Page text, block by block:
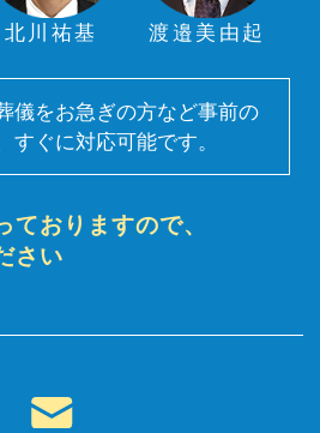
北川祐基 渡邉美由起
儀をお急ぎの方など事前の
すぐに対応可能です。
ておりますので、
さい